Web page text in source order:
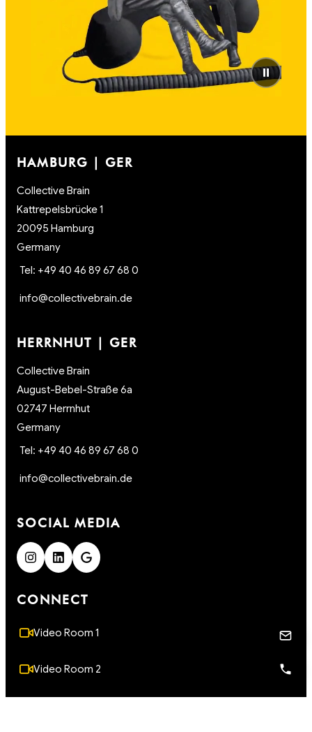
⏸
HAMBURG | GER
Collective Brain
Kattrepelsbrücke 1
20095 Hamburg
Germany
Tel: +49 40 46 89 67 68 0
info@collectivebrain.de
HERRNHUT | GER
Collective Brain
August-Bebel-Straße 6a
02747 Herrnhut
Germany
Tel: +49 40 46 89 67 68 0
info@collectivebrain.de
SOCIAL MEDIA
CONNECT
Video Room 1
Video Room 2